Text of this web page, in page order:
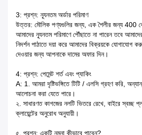
3: প্রশ্ন: ন্যূনতম অর্ডার পরিমাণ
উত্তর: মৌলিক পণ্যগুলির জন্য, এক শৈলীর জন্য 400
আমাদের ন্যূনতম পরিমাণে পৌঁছাতে না পারেন তবে
নিদর্শন পাঠাতে দয়া করে আমাদের বিক্রয়কে যোগাযোগ
দেওয়ার জন্য আপনাকে দামের অফার দিন।
4: প্রশ্ন: পেমেন্ট শর্ত এবং প্যাকিং
A: 1. আমরা দৃষ্টিভঙ্গিতে টিটি / এলসি গ্রহণ করি,
আলোচনা করা যেতে পারে।
২. সাধারণত কাগজের নলটি ভিতরে রেখে, বাইরে স্বচ্ছ
ক্লায়েন্টের অনুরোধ অনুযায়ী।
৫. প্রশ্ন: একটি নমুনা কীভাবে পাবেন?